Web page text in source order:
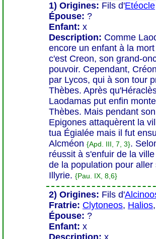
1) Origines: Fils d'Etéocle
Épouse: ?
Enfant: x
Description: Comme
encore un enfant à la
c'est Creon, son grand-
pouvoir. Cependant,
par Lycos, qui à son tour
Thèbes. Après
Laodamas put enfin
Thèbes. Mais pendant
Epigones attaquèrent la
tua Égialée mais il fut
Alcméon {Apd. III, 7, 3}.
réussit à s'enfuir de la
de la population pour aller
Illyrie. {Pau. IX, 8,6}
2) Origines: Fils d'
Fratrie: Clytoneos, Halios,
Épouse: ?
Enfant: x
Description: x